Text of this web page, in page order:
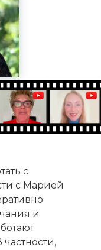
с
с Марией
и